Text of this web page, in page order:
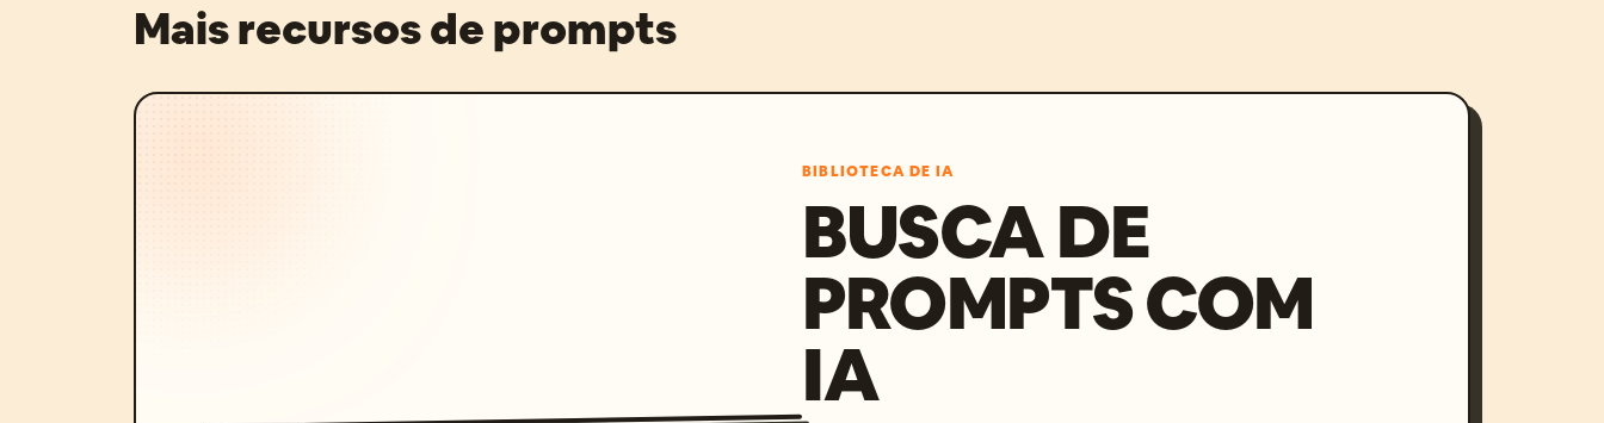
Mais recursos de prompts
BIBLIOTECA DE IA
BUSCA DE
PROMPTS COM
IA